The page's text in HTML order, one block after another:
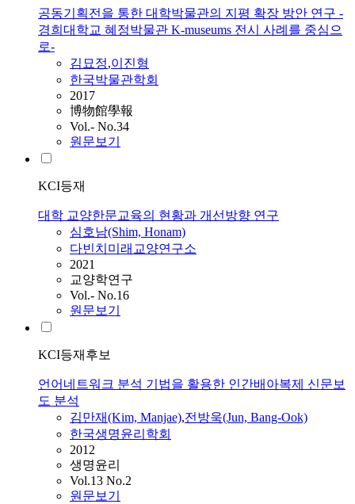
공동기획전을 통한 대학박물관의 지평 확장 방안 연구 -
경희대학교 혜정박물관 K-museums 전시 사례를 중심으
로-
김묘정,이진형
한국박물관학회
2017
博物館學報
Vol.- No.34
원문보기
KCI등재
대학 교양한문교육의 현황과 개선방향 연구
심호남(Shim, Honam)
다빈치미래교양연구소
2021
교양학연구
Vol.- No.16
원문보기
KCI등재후보
언어네트워크 분석 기법을 활용한 인간배아복제 신문보
도 분석
김만재(Kim, Manjae),전방욱(Jun, Bang-Ook)
한국생명윤리학회
2012
생명윤리
Vol.13 No.2
원문보기